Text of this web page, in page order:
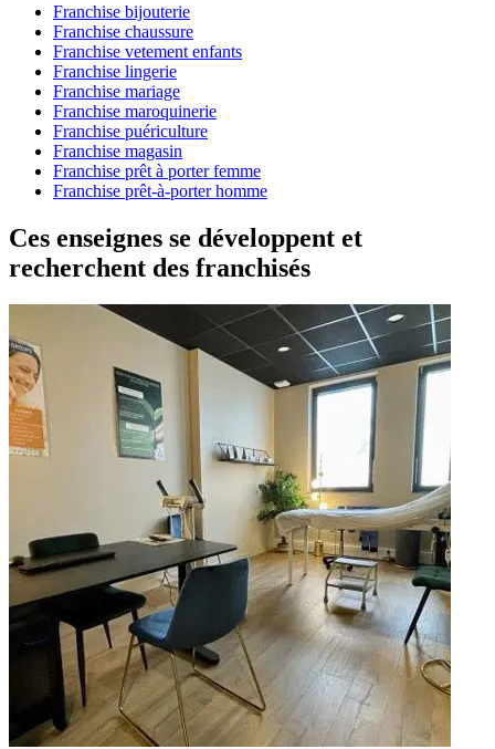
Franchise bijouterie
Franchise chaussure
Franchise vetement enfants
Franchise lingerie
Franchise mariage
Franchise maroquinerie
Franchise puériculture
Franchise magasin
Franchise prêt à porter femme
Franchise prêt-à-porter homme
Ces enseignes se développent et
recherchent des franchisés